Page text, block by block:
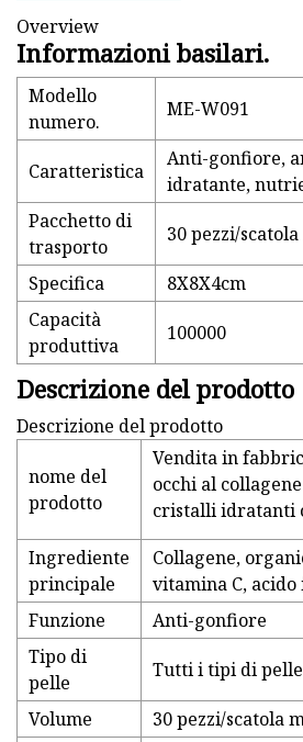
Overview
Informazioni basilari.
Modello
numero.
ME-W091
Caratteristica
Anti-gonfiore,
idratante,
Pacchetto di
trasporto
30 pezzi/
Specifica
8X8X4cm
Capacità
produttiva
100000
Descrizione del prodotto
Descrizione del prodotto
nome del
prodotto
Vendita in
occhi al
cristalli idratanti
Ingrediente
principale
Collagene,
vitamina C,
Funzione
Anti-gonfiore
Tipo di
pelle
Tutti i tipi di pelle
Volume
30 pezzi/scatola